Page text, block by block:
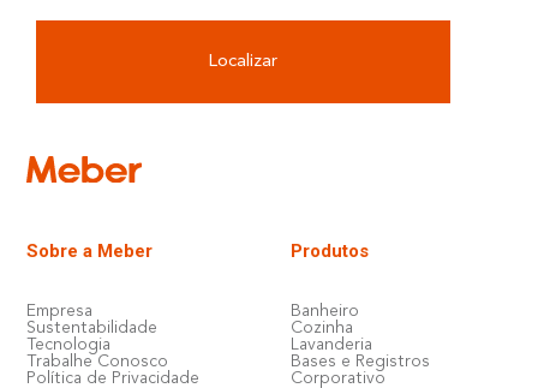
Localizar
Sobre a Meber
Empresa
Sustentabilidade
Tecnologia
Trabalhe Conosco
Política de Privacidade
Produtos
Banheiro
Cozinha
Lavanderia
Bases e Registros
Corporativo